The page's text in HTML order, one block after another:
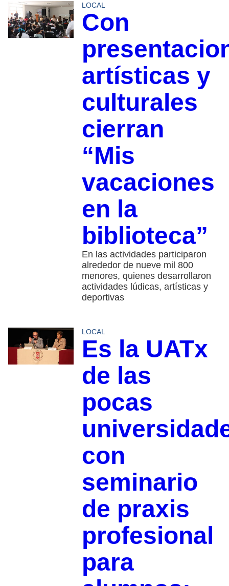
LOCAL
Con
artísticas y
culturales
cierran
“Mis
vacaciones
en la
biblioteca”
En las actividades participaron
alrededor de nueve mil 800
menores, quienes desarrollaron
actividades lúdicas, artísticas y
deportivas
LOCAL
Es la UATx
de las
pocas
con
seminario
de praxis
profesional
para